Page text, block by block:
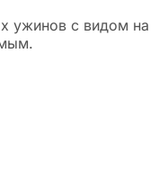
ужинов с видом на